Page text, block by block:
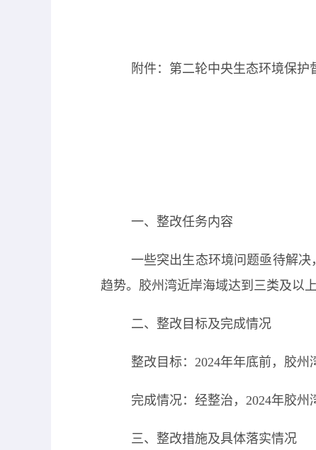
附件：第二轮中央生态环境保
一、整改任务内容
一些突出生态环境问题亟待解
趋势。胶州湾近岸海域达到三类及以
二、整改目标及完成情况
整改目标：2024年年底前， 胶州
完成情况：经整治，2024年胶州
三、整改措施及具体落实情况